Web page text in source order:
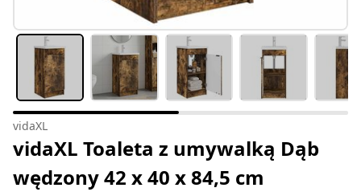
vidaXL
vidaXL Toaleta z umywalką Dąb
wędzony 42 x 40 x 84,5 cm